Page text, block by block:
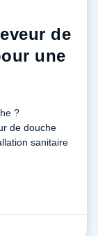
de
une
?
de douche
sanitaire